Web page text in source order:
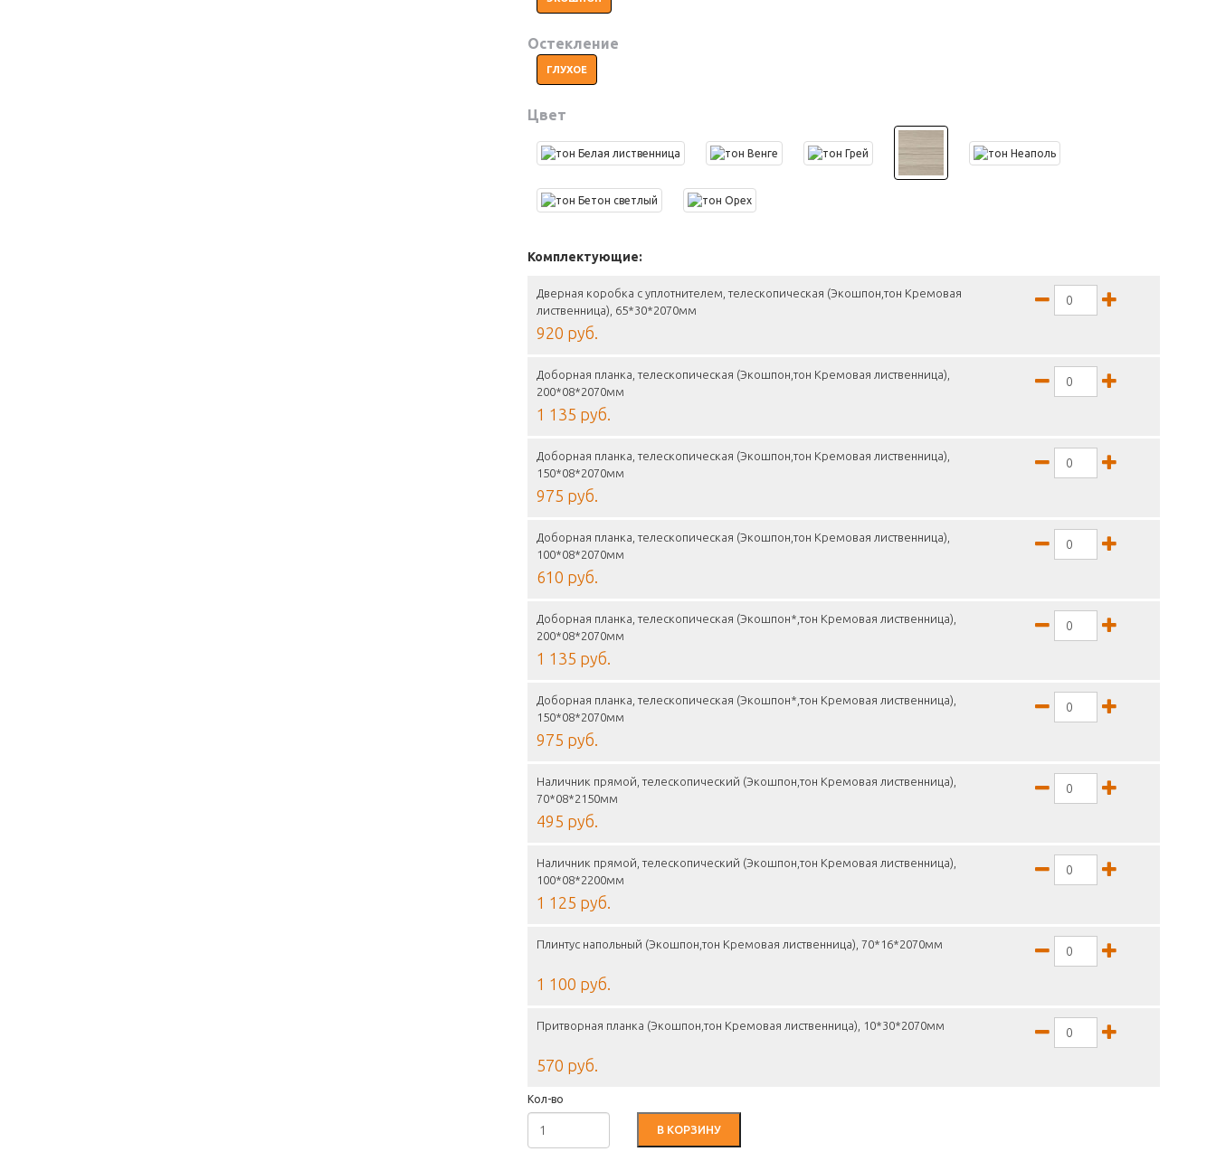
Остекление
ГЛУХОЕ
Цвет
Комплектующие:
Дверная коробка с уплотнителем, телескопическая (Экошпон,тон Кремовая
лиственница), 65*30*2070мм
920 руб.
Доборная планка, телескопическая (Экошпон,тон Кремовая лиственница),
200*08*2070мм
1 135 руб.
Доборная планка, телескопическая (Экошпон,тон Кремовая лиственница),
150*08*2070мм
975 руб.
Доборная планка, телескопическая (Экошпон,тон Кремовая лиственница),
100*08*2070мм
610 руб.
Доборная планка, телескопическая (Экошпон*,тон Кремовая лиственница),
200*08*2070мм
1 135 руб.
Доборная планка, телескопическая (Экошпон*,тон Кремовая лиственница),
150*08*2070мм
975 руб.
Наличник прямой, телескопический (Экошпон,тон Кремовая лиственница),
70*08*2150мм
495 руб.
Наличник прямой, телескопический (Экошпон,тон Кремовая лиственница),
100*08*2200мм
1 125 руб.
Плинтус напольный (Экошпон,тон Кремовая лиственница), 70*16*2070мм
1 100 руб.
Притворная планка (Экошпон,тон Кремовая лиственница), 10*30*2070мм
570 руб.
Кол-во
В КОРЗИНУ